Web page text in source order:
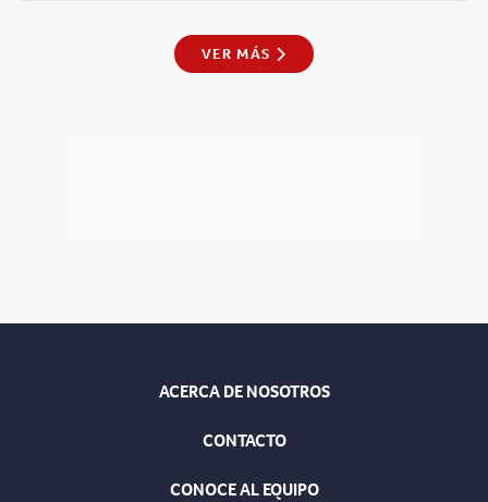
VER MÁS
ACERCA DE NOSOTROS
CONTACTO
CONOCE AL EQUIPO